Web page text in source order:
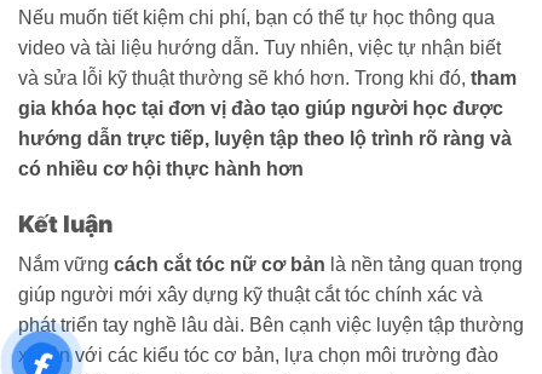
Nếu muốn tiết kiệm chi phí, bạn có thể tự học thông qua
video và tài liệu hướng dẫn. Tuy nhiên, việc tự nhận biết
và sửa lỗi kỹ thuật thường sẽ khó hơn. Trong khi đó, tham
gia khóa học tại đơn vị đào tạo giúp người học được
hướng dẫn trực tiếp, luyện tập theo lộ trình rõ ràng và
có nhiều cơ hội thực hành hơn
Kết luận
Nắm vững cách cắt tóc nữ cơ bản là nền tảng quan trọng
giúp người mới xây dựng kỹ thuật cắt tóc chính xác và
phát triển tay nghề lâu dài. Bên cạnh việc luyện tập thường
xuyên với các kiểu tóc cơ bản, lựa chọn môi trường đào